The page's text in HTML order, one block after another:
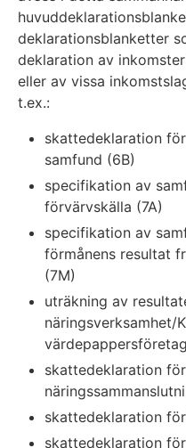
deklarationsblanketter
deklaration av
eller av vissa
t.ex.:
skattedeklaration
samfund (6B)
specifikation av
förvärvskälla (7A)
specifikation av
förmånens resultat
(7M)
uträkning av
näringsverksamhet/
skattedeklaration
skattedeklaration
skattedeklaration